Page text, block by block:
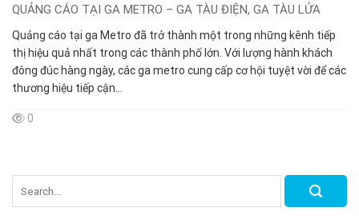
QUẢNG CÁO TẠI GA METRO – GA TÀU ĐIỆN, GA TÀU LỬA
Quảng cáo tại ga Metro đã trở thành một trong những kênh tiếp
thị hiệu quả nhất trong các thành phố lớn. Với lượng hành khách
đông đúc hàng ngày, các ga metro cung cấp cơ hội tuyệt vời để các
thương hiệu tiếp cận...
0